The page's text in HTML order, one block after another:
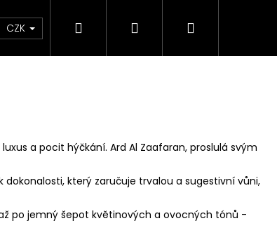
RODINY VŮNÍ
CZK Hledat PřihlášeníNákupní
a pocit hýčkání. Ard Al Zaafaran, proslulá svým
který zaručuje trvalou a sugestivní vůni,
po jemný šepot květinových a ovocných tónů -